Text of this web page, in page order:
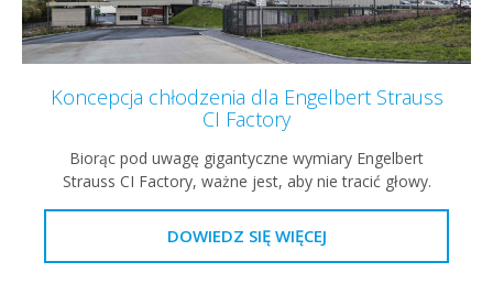
Koncepcja chłodzenia dla Engelbert Strauss
CI Factory
Biorąc pod uwagę gigantyczne wymiary Engelbert
Strauss CI Factory, ważne jest, aby nie tracić głowy.
DOWIEDZ SIĘ WIĘCEJ